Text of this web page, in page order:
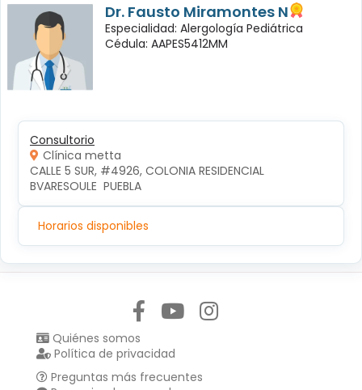
Dr. Fausto Miramontes N
Especialidad: Alergología Pediátrica
Cédula: AAPES5412MM
Consultorio
Clínica metta
CALLE 5 SUR, #4926, COLONIA RESIDENCIAL
BVARESOULE  PUEBLA
Horarios disponibles
Quiénes somos
Política de privacidad
Preguntas más frecuentes